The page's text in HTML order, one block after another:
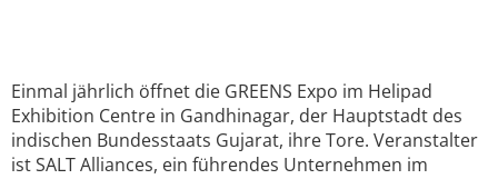
Einmal jährlich öffnet die GREENS Expo im Helipad
Exhibition Centre in Gandhinagar, der Hauptstadt des
indischen Bundesstaats Gujarat, ihre Tore. Veranstalter
ist SALT Alliances, ein führendes Unternehmen im